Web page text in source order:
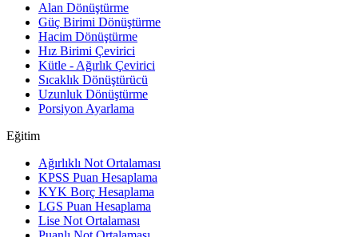
Alan Dönüştürme
Güç Birimi Dönüştürme
Hacim Dönüştürme
Hız Birimi Çevirici
Kütle - Ağırlık Çevirici
Sıcaklık Dönüştürücü
Uzunluk Dönüştürme
Porsiyon Ayarlama
Eğitim
Ağırlıklı Not Ortalaması
KPSS Puan Hesaplama
KYK Borç Hesaplama
LGS Puan Hesaplama
Lise Not Ortalaması